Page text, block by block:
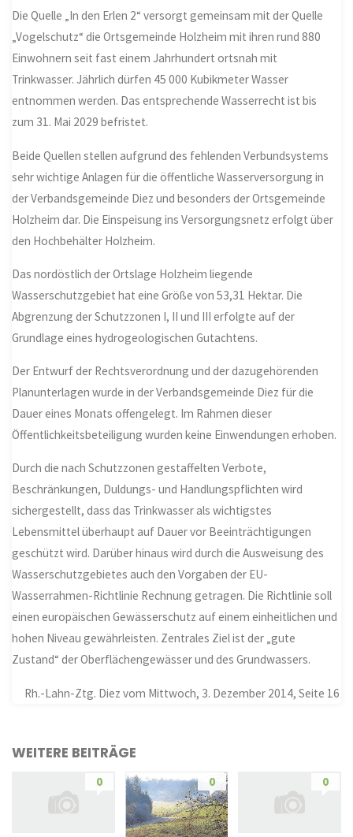
Die Quelle „In den Erlen 2“ versorgt gemeinsam mit der Quelle
„Vogelschutz“ die Ortsgemeinde Holzheim mit ihren rund 880
Einwohnern seit fast einem Jahrhundert ortsnah mit
Trinkwasser. Jährlich dürfen 45 000 Kubikmeter Wasser
entnommen werden. Das entsprechende Wasserrecht ist bis
zum 31. Mai 2029 befristet.
Beide Quellen stellen aufgrund des fehlenden Verbundsystems
sehr wichtige Anlagen für die öffentliche Wasserversorgung in
der Verbandsgemeinde Diez und besonders der Ortsgemeinde
Holzheim dar. Die Einspeisung ins Versorgungsnetz erfolgt über
den Hochbehälter Holzheim.
Das nordöstlich der Ortslage Holzheim liegende
Wasserschutzgebiet hat eine Größe von 53,31 Hektar. Die
Abgrenzung der Schutzzonen I, II und III erfolgte auf der
Grundlage eines hydrogeologischen Gutachtens.
Der Entwurf der Rechtsverordnung und der dazugehörenden
Planunterlagen wurde in der Verbandsgemeinde Diez für die
Dauer eines Monats offengelegt. Im Rahmen dieser
Öffentlichkeitsbeteiligung wurden keine Einwendungen erhoben.
Durch die nach Schutzzonen gestaffelten Verbote,
Beschränkungen, Duldungs- und Handlungspflichten wird
sichergestellt, dass das Trinkwasser als wichtigstes
Lebensmittel überhaupt auf Dauer vor Beeinträchtigungen
geschützt wird. Darüber hinaus wird durch die Ausweisung des
Wasserschutzgebietes auch den Vorgaben der EU-
Wasserrahmen-Richtlinie Rechnung getragen. Die Richtlinie soll
einen europäischen Gewässerschutz auf einem einheitlichen und
hohen Niveau gewährleisten. Zentrales Ziel ist der „gute
Zustand“ der Oberflächengewässer und des Grundwassers.
Rh.-Lahn-Ztg. Diez vom Mittwoch, 3. Dezember 2014, Seite 16
WEITERE BEITRÄGE
0 0 0